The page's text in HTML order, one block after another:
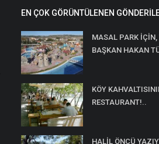
EN ÇOK GÖRÜNTÜLENEN
MASAL PARK İÇİN,
BAŞKAN HAKAN
KÖY
RESTAURANT!..
HALİL ÖNCÜ